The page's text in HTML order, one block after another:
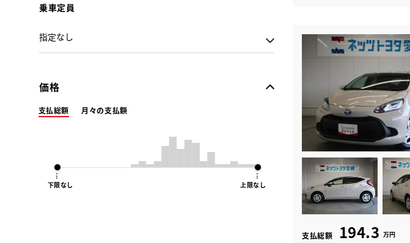
乗車定員
価格
支払総額 月々の支払額
下限なし 上限なし
支払総額 194.3 万円